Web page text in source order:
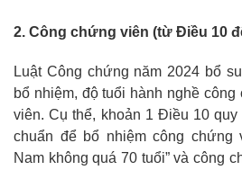
2. Công chứng viên (từ Điều 10
Luật Công chứng năm 2024 bổ
bổ nhiệm, độ tuổi hành nghề
viên. Cụ thể, khoản 1 Điều 10 quy
chuẩn để bổ nhiệm công chứng
Nam không quá 70 tuổi” và công